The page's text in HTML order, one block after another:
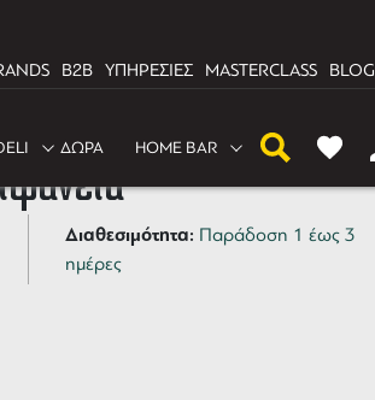
B2B ΥΠΗΡΕΣΙΕΣ MASTERCLASS BLOG
ΔΩΡΑ HOME BAR
με
Διαθεσιμότητα: Παράδοση 1 έως 3
ημέρες